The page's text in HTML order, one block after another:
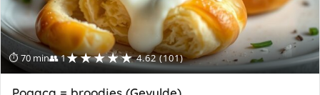
⏱ 70 min👥 1★★★★★ 4.62 (101)